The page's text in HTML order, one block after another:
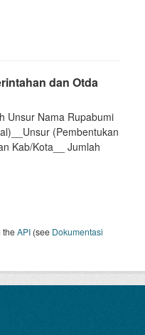
dan Otda
Unsur Nama Rupabumi
(Pembentukan
Kab/Kota__ Jumlah
theAPI (see Dokumentasi